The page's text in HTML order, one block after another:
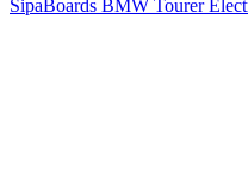
SipaBoards BMW Tourer